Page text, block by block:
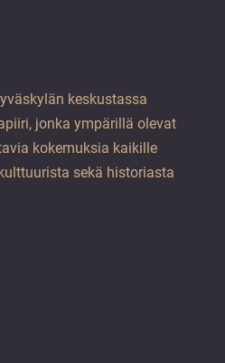
keskustassa
jonka ympärillä olevat
kokemuksia kaikille
sekä historiasta